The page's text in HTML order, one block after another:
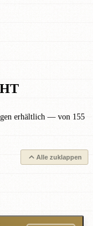
erhältlich — von 155
Alle zuklappen